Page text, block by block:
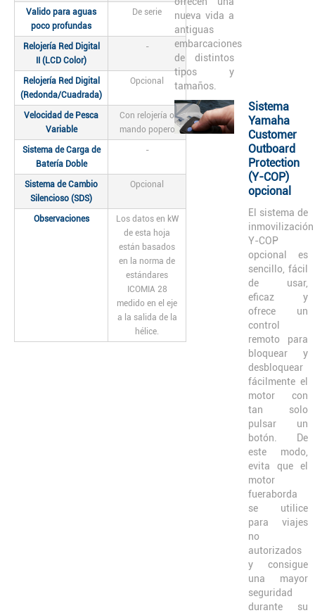
Valido para aguas
poco profundas
De serie
Relojería Red Digital
II (LCD Color)
-
Relojería Red Digital
(Redonda/Cuadrada)
Opcional
Velocidad de Pesca
Variable
Con relojería o
mando popero
Sistema de Carga de
Batería Doble
-
Sistema de Cambio
Silencioso (SDS)
Opcional
Observaciones
Los datos en kW
de esta hoja
están basados
en la norma de
estándares
ICOMIA 28
medido en el eje
a la salida de la
hélice.
nueva vida a
antiguas
embarcaciones
de distintos
tipos y
tamaños.
Sistema
Yamaha
Customer
Outboard
Protection
(Y-COP)
opcional
El sistema de
inmovilización
Y-COP
opcional es
sencillo, fácil
de usar,
eficaz y
ofrece un
control
remoto para
bloquear y
desbloquear
fácilmente el
motor con
tan solo
pulsar un
botón. De
este modo,
evita que el
motor
fueraborda
se utilice
para viajes
no
autorizados
y consigue
una mayor
seguridad
durante su